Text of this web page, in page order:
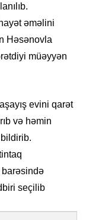
əməlini
Həsənovla
müəyyən
evini qarət
və həmin
barəsində
seçilib